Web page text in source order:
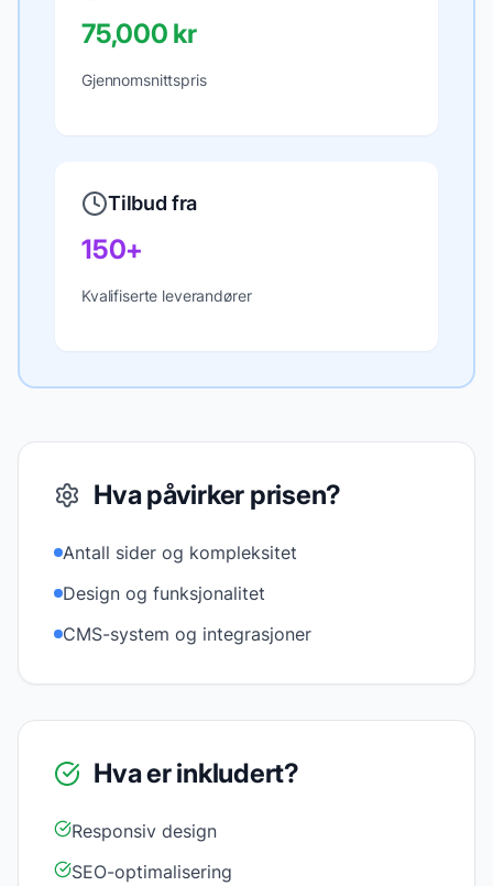
75,000 kr
Gjennomsnittspris
Tilbud fra
150+
Kvalifiserte leverandører
Hva påvirker prisen?
Antall sider og kompleksitet
Design og funksjonalitet
CMS-system og integrasjoner
Hva er inkludert?
Responsiv design
SEO-optimalisering